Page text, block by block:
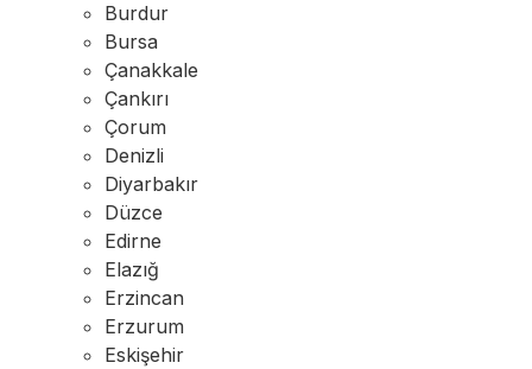
Burdur
Bursa
Çanakkale
Çankırı
Çorum
Denizli
Diyarbakır
Düzce
Edirne
Elazığ
Erzincan
Erzurum
Eskişehir